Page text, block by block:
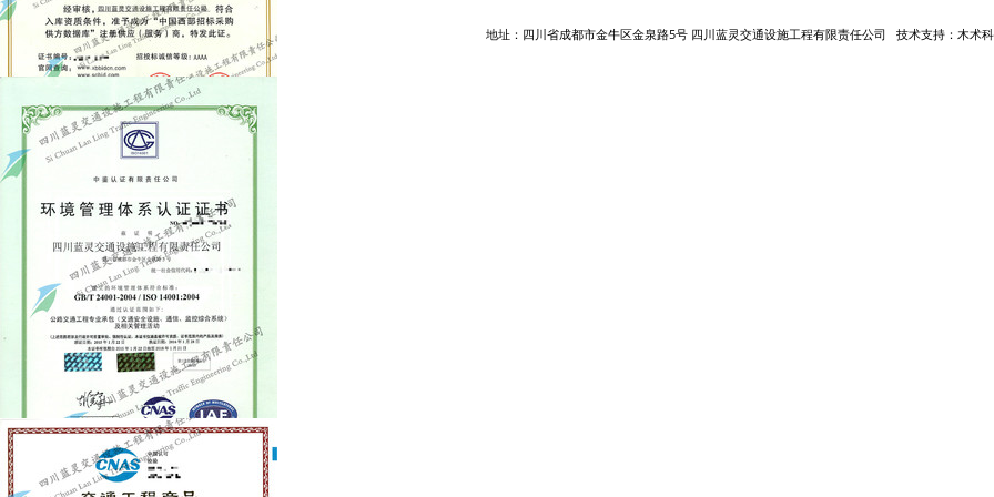
E-mail：sclljt@sclljt.com
地址：四川省成都市金牛区金泉路5号 四川蓝灵交通设施工程有限责任公司   技术支持：木术
蜀ICP备15007898号-1